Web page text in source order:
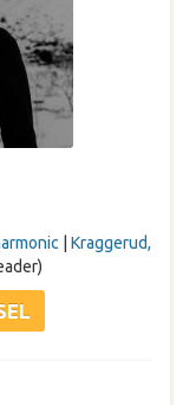
Kraggerud,